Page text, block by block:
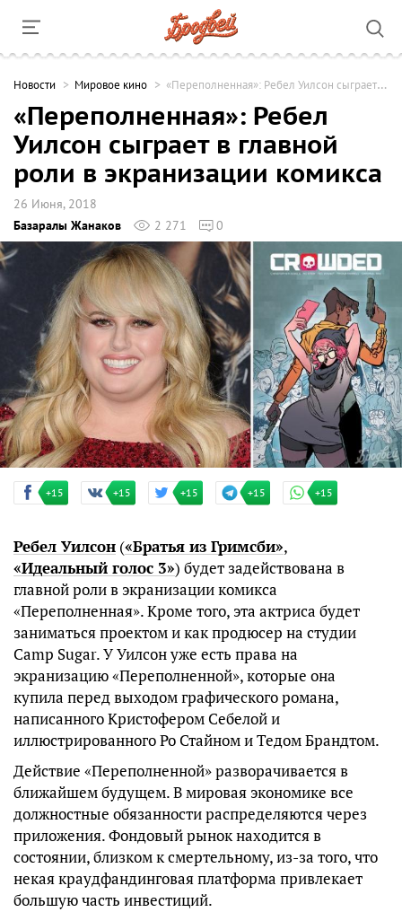
Новости Мировое кино «Переполненная»: Ребел Уилсон сыграет в главной роли в экранизации комикса
«Переполненная»: Ребел
Уилсон сыграет в главной
роли в экранизации комикса
26 Июня, 2018
Базаралы Жанаков
2 271 0
+15 +15 +15 +15 +15
Ребел Уилсон («Братья из Гримсби»,
«Идеальный голос 3») будет задействована в
главной роли в экранизации комикса
«Переполненная». Кроме того, эта актриса будет
заниматься проектом и как продюсер на студии
Camp Sugar. У Уилсон уже есть права на
экранизацию «Переполненной», которые она
купила перед выходом графического романа,
написанного Кристофером Себелой и
иллюстрированного Ро Стайном и Тедом Брандтом.
Действие «Переполненной» разворачивается в
ближайшем будущем. В мировая экономике все
должностные обязанности распределяются через
приложения. Фондовый рынок находится в
состоянии, близком к смертельному, из-за того, что
некая краудфандинговая платформа привлекает
большую часть инвестиций.